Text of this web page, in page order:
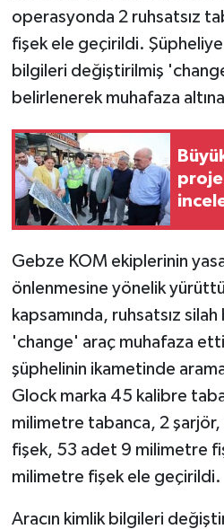
operasyonda 2 ruhsatsız
fişek ele geçirildi. Şüpheliye
bilgileri değiştirilmiş
belirlenerek muhafaza altına
Gebze KOM ekiplerinin
önlenmesine yönelik
kapsamında, ruhsatsız
'change' araç muhafaza
şüphelinin ikametinde
Glock marka 45 kalibre
milimetre tabanca, 2
fişek, 53 adet 9 milimetre
milimetre fişek ele geçirildi.
Aracın kimlik bilgileri